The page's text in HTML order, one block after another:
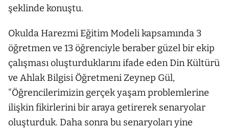
şeklinde konuştu.
Okulda Harezmi Eğitim Modeli kapsamında 3
öğretmen ve 13 öğrenciyle beraber güzel bir ekip
çalışması oluşturduklarını ifade eden Din Kültürü
ve Ahlak Bilgisi Öğretmeni Zeynep Gül,
"Öğrencilerimizin gerçek yaşam problemlerine
ilişkin fikirlerini bir araya getirerek senaryolar
oluşturduk. Daha sonra bu senaryoları yine